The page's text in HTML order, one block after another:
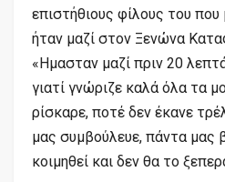
επιστήθιους φίλους του
ήταν μαζί στον Ξενώνα
«Ημασταν μαζί πριν 20
γιατί γνώριζε καλά όλα τα
ρίσκαρε, ποτέ δεν έκανε
μας συμβούλευε, πάντα μας
κοιμηθεί και δεν θα το